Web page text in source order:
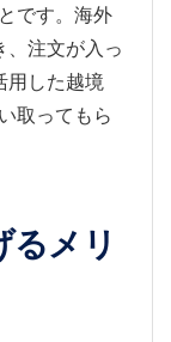
です。海外
、注文が入っ
用した越境
取ってもら
るメリ